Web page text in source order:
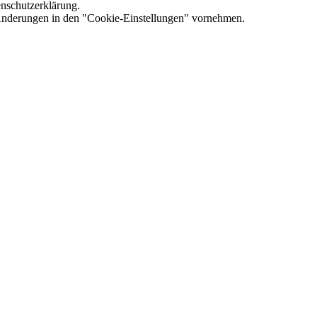
in den "Cookie-Einstellungen" vornehmen.